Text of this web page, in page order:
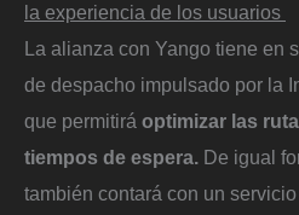
la experiencia de los usuarios
La alianza con Yango tiene en
de despacho impulsado por la
que permitirá optimizar las
tiempos de espera. De igual
también contará con un